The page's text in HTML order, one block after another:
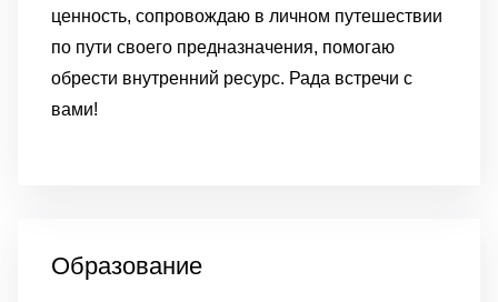
ценность, сопровождаю в личном путешествии
по пути своего предназначения, помогаю
обрести внутренний ресурс. Рада встречи с
вами!
Образование